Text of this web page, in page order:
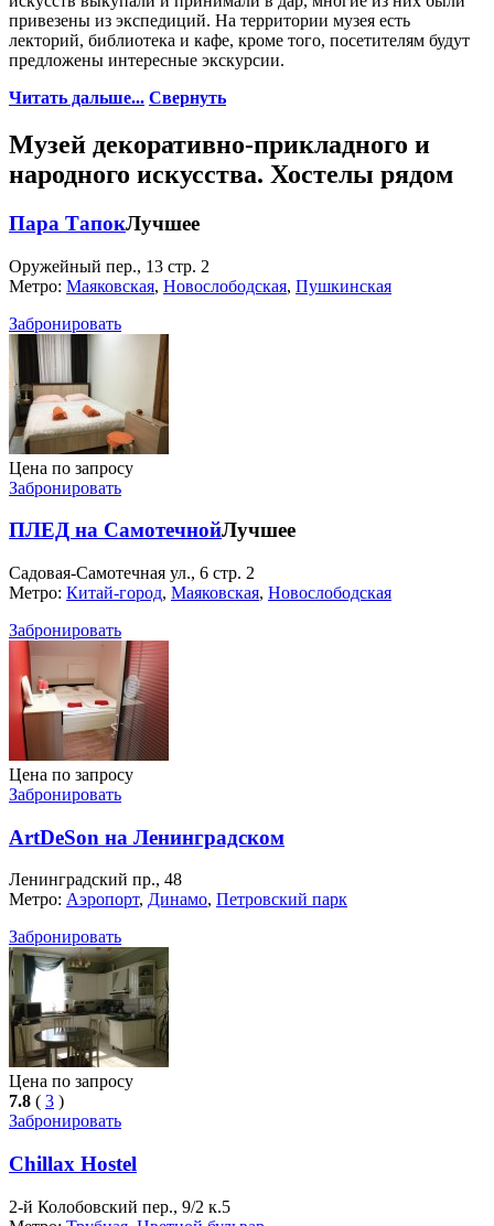
привезены из экспедиций. На территории музея есть
лекторий, библиотека и кафе, кроме того, посетителям будут
предложены интересные экскурсии.
Читать дальше... Свернуть
Музей декоративно-прикладного и
народного искусства. Хостелы рядом
Пара ТапокЛучшее
Оружейный пер., 13 стр. 2
Метро: Маяковская, Новослободская, Пушкинская
Забронировать
Цена по запросу
Забронировать
ПЛЕД на СамотечнойЛучшее
Садовая-Самотечная ул., 6 стр. 2
Метро: Китай-город, Маяковская, Новослободская
Забронировать
Цена по запросу
Забронировать
ArtDeSon на Ленинградском
Ленинградский пр., 48
Метро: Аэропорт, Динамо, Петровский парк
Забронировать
Цена по запросу
7.8 ( 3 )
Забронировать
Chillax Hostel
2-й Колобовский пер., 9/2 к.5